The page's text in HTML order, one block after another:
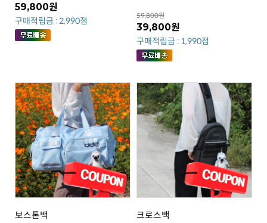
59,800원
구매적립금 : 2,990점 59,800원
39,800원
구매적립금 : 1,990점
보스톤백 크로스백